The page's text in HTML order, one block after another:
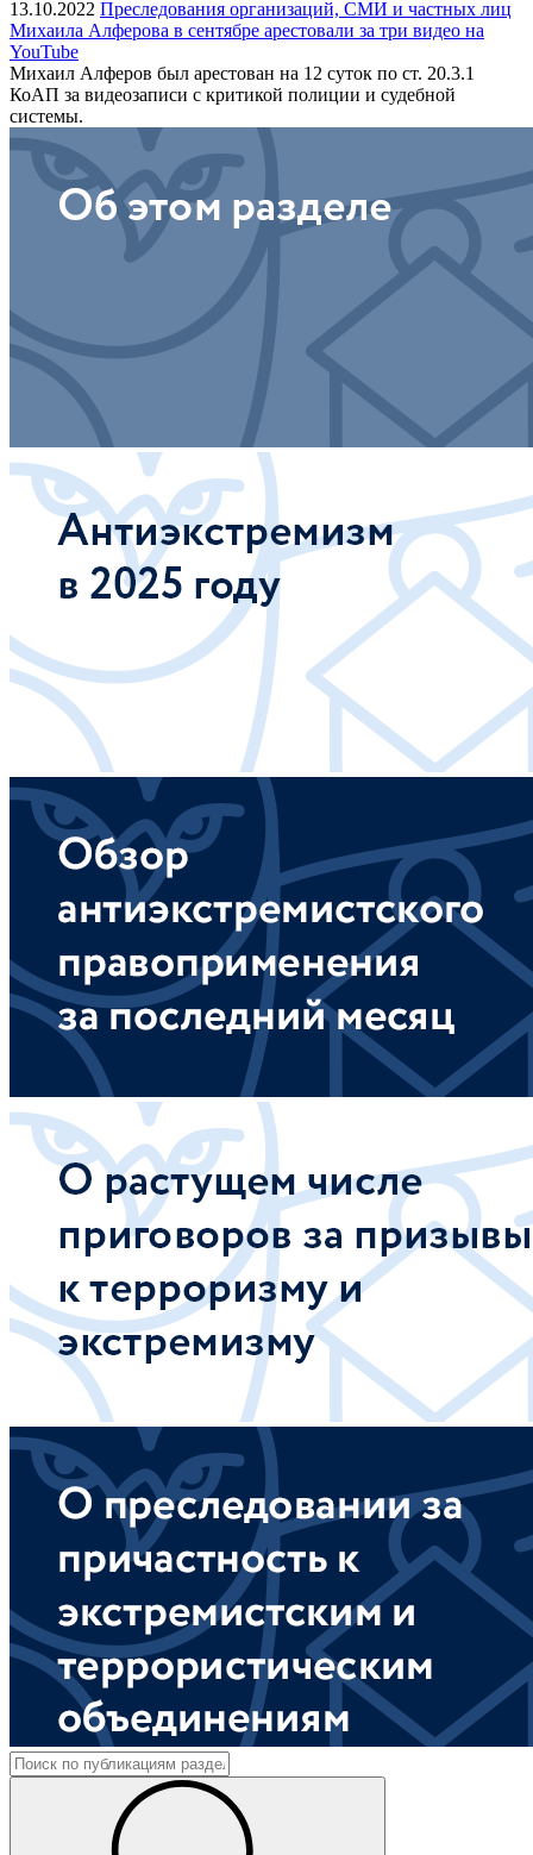
13.10.2022 Преследования организаций, СМИ и частных лиц
Михаила Алферова в сентябре арестовали за три видео на
YouTube
Михаил Алферов был арестован на 12 суток по ст. 20.3.1
КоАП за видеозаписи с критикой полиции и судебной
системы.